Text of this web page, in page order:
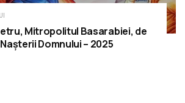
Mitropolitul Basarabiei, de
Domnului – 2025